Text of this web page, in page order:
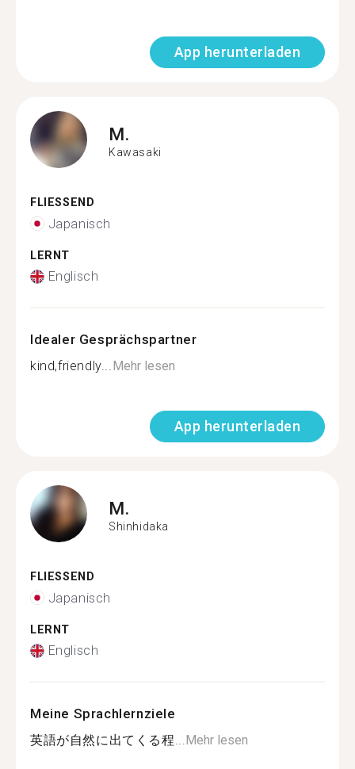
App herunterladen
M.
Kawasaki
FLIESSEND
Japanisch
LERNT
Englisch
Idealer Gesprächspartner
kind,friendly...Mehr lesen
App herunterladen
M.
Shinhidaka
FLIESSEND
Japanisch
LERNT
Englisch
Meine Sprachlernziele
英語が自然に出てくる程...Mehr lesen